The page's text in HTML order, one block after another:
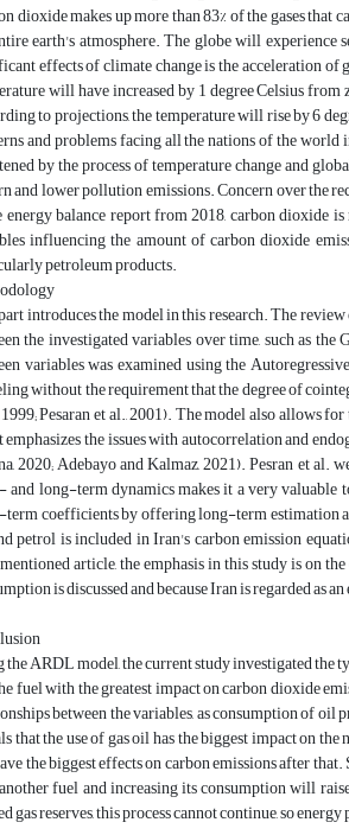
dioxide makes up more than 83% of the gases
earth's atmosphere. The globe will experience
effects of climate change is the acceleration
will have increased by 1 degree Celsius
to projections, the temperature will rise by 6
and problems facing all the nations of the
by the process of temperature change and
and lower pollution emissions. Concern over the
energy balance report from 2018, carbon dioxide
influencing the amount of carbon dioxide
petroleum products.
introduces the model in this research. The
the investigated variables over time, such as
variables was examined using the
without the requirement that the degree of
Pesaran et al., 2001). The model also
the issues with autocorrelation and
2020; Adebayo and Kalmaz, 2021). Pesran et
and long-term dynamics makes it a very
coefficients by offering long-term estimation
petrol is included in Iran's carbon emission
article, the emphasis in this study is on
is discussed and because Iran is regarded as
the ARDL model, the current study investigated
fuel with the greatest impact on carbon dioxide
between the variables, as consumption of
that the use of gas oil has the biggest impact on
the biggest effects on carbon emissions after
fuel and increasing its consumption will
gas reserves, this process cannot continue, so